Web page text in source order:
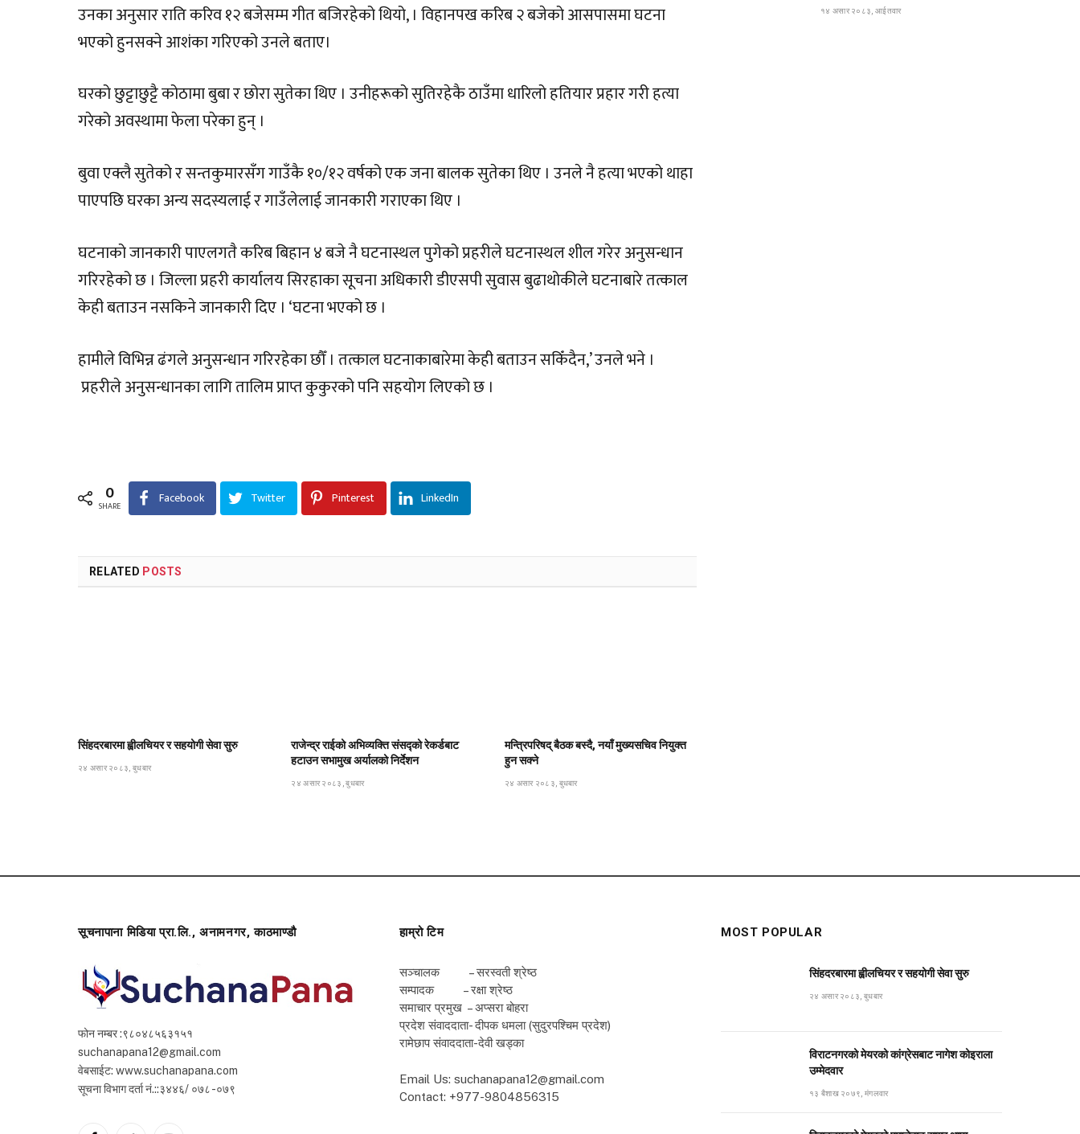
उनका अनुसार राति करिव १२ बजेसम्म गीत बजिरहेको थियो, । विहानपख करिब २ बजेको आसपासमा घटना
भएको हुनसक्ने आशंका गरिएको उनले बताए।
घरको छुट्टाछुट्टै कोठामा बुबा र छोरा सुतेका थिए । उनीहरूको सुतिरहेकै ठाउँमा धारिलो हतियार प्रहार गरी हत्या
गरेको अवस्थामा फेला परेका हुन् ।
बुवा एक्लै सुतेको र सन्तकुमारसँग गाउँकै १०/१२ वर्षको एक जना बालक सुतेका थिए । उनले नै हत्या भएको थाहा
पाएपछि घरका अन्य सदस्यलाई र गाउँलेलाई जानकारी गराएका थिए ।
घटनाको जानकारी पाएलगतै करिब बिहान ४ बजे नै घटनास्थल पुगेको प्रहरीले घटनास्थल शील गरेर अनुसन्धान
गरिरहेको छ । जिल्ला प्रहरी कार्यालय सिरहाका सूचना अधिकारी डीएसपी सुवास बुढाथोकीले घटनाबारे तत्काल
केही बताउन नसकिने जानकारी दिए । ‘घटना भएको छ ।
हामीले विभिन्न ढंगले अनुसन्धान गरिरहेका छौँ । तत्काल घटनाकाबारेमा केही बताउन सकिँदैन,’ उनले भने ।
प्रहरीले अनुसन्धानका लागि तालिम प्राप्त कुकुरको पनि सहयोग लिएको छ ।
0
SHARE Facebook Twitter Pinterest LinkedIn
RELATED POSTS
सिंहदरबारमा ह्वीलचियर र सहयोगी सेवा सुरु
२४ असार २०८३, बुधबार
राजेन्द्र राईको अभिव्यक्ति संसद्को रेकर्डबाट
हटाउन सभामुख अर्यालको निर्देशन
२४ असार २०८३, बुधबार
मन्त्रिपरिषद् बैठक बस्दै, नयाँ मुख्यसचिव नियुक्त
हुन सक्ने
२४ असार २०८३, बुधबार
१४ असार २०८३, आईतवार
सूचनापाना मिडिया प्रा.लि., अनामनगर, काठमाण्डौ
फोन नम्बर :९८०४८५६३१५१
suchanapana12@gmail.com
वेबसाईट: www.suchanapana.com
सूचना विभाग दर्ता नं.::३४४६/ ०७८ -०७९
हाम्रो टिम
सञ्चालक – सरस्वती श्रेष्ठ
सम्पादक – रक्षा श्रेष्ठ
समाचार प्रमुख – अप्सरा बोहरा
प्रदेश संवाददाता- दीपक धमला (सुदुरपश्चिम प्रदेश)
रामेछाप संवाददाता-देवी खड्का
Email Us: suchanapana12@gmail.com
Contact: +977-9804856315
MOST POPULAR
सिंहदरबारमा ह्वीलचियर र सहयोगी सेवा सुरु
२४ असार २०८३, बुधबार
विराटनगरको मेयरको कांग्रेसबाट नागेश कोइराला
उम्मेदवार
१३ बैशाख २०७९, मंगलवार